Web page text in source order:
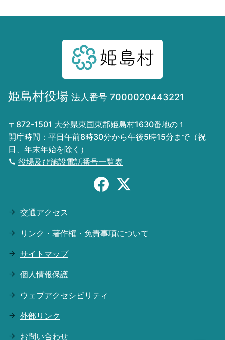
姫島村役場 法人番号 7000020443221
〒872-1501 大分県東国東郡姫島村1630番地の１
開庁時間：平日午前8時30分から午後5時15分まで（祝
日、年末年始を除く）
役場及び施設電話番号一覧表
交通アクセス
リンク・著作権・免責事項について
サイトマップ
個人情報保護
ウェブアクセシビリティ
外部リンク
お問い合わせ